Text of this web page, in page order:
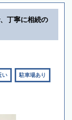
丁寧に相続の
い 駐車場あり